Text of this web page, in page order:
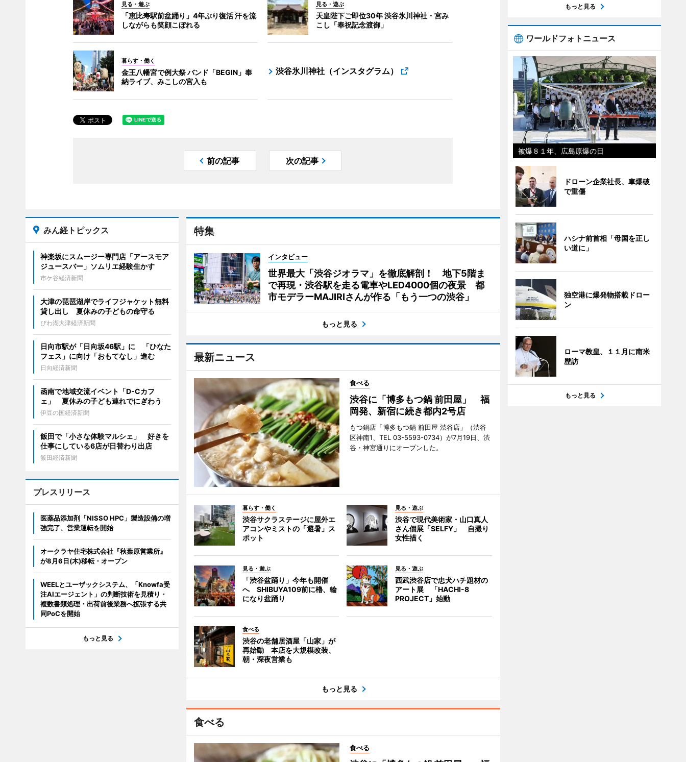
見る・遊ぶ
「恵比寿駅前盆踊り」4年ぶり復活 汗を流
しながらも笑顔こぼれる
見る・遊ぶ
天皇陛下ご即位30年 渋谷氷川神社・宮み
こし「奉祝記念渡御」
暮らす・働く
金王八幡宮で例大祭 バンド「BEGIN」奉
納ライブ、みこしの宮入も
渋谷氷川神社（インスタグラム）
前の記事 次の記事
特集
インタビュー
世界最大「渋谷ジオラマ」を徹底解剖！ 地下5階ま
で再現・渋谷駅を走る電車やLED4000個の夜景 都
市モデラーMAJIRIさんが作る「もう一つの渋谷」
もっと見る
最新ニュース
食べる
渋谷に「博多もつ鍋 前田屋」 福
岡発、新宿に続き都内2号店
もつ鍋店「博多もつ鍋 前田屋 渋谷店」（渋谷
区神南1、TEL 03-5593-0734）が7月19日、渋
谷・神宮通りにオープンした。
暮らす・働く
渋谷サクラステージに屋外エ
アコンやミストの「避暑」ス
ポット
見る・遊ぶ
渋谷で現代美術家・山口真人
さん個展「SELFY」 自撮り
女性描く
見る・遊ぶ
「渋谷盆踊り」今年も開催
へ SHIBUYA109前に櫓、輪
になり盆踊り
見る・遊ぶ
西武渋谷店で忠犬ハチ題材の
アート展 「HACHI-8
PROJECT」始動
食べる
渋谷の老舗居酒屋「山家」が
再始動 本店を大規模改装、
朝・深夜営業も
もっと見る
食べる
食べる
みん経トピックス
神楽坂にスムージー専門店「アースモア
ジュースバー」ソムリエ経験生かす
市ケ谷経済新聞
大津の琵琶湖岸でライフジャケット無料
貸し出し 夏休みの子どもの命守る
びわ湖大津経済新聞
日向市駅が「日向坂46駅」に 「ひなた
フェス」に向け「おもてなし」進む
日向経済新聞
函南で地域交流イベント「D-Cカフ
ェ」 夏休みの子ども連れでにぎわう
伊豆の国経済新聞
飯田で「小さな体験マルシェ」 好きを
仕事にしている6店が日替わり出店
飯田経済新聞
プレスリリース
医薬品添加剤「NISSO HPC」製造設備の増
強完了、営業運転を開始
オークラヤ住宅株式会社『秋葉原営業所』
が8月6日(木)移転・オープン
WEELとユーザックシステム、「Knowfa受
注AIエージェント」の判断技術を見積り・
複数書類処理・出荷前後業務へ拡張する共
同PoCを開始
もっと見る
もっと見る
ワールドフォトニュース
被爆８１年、広島原爆の日
ドローン企業社長、車爆破
で重傷
ハシナ前首相「母国を正し
い道に」
独空港に爆発物搭載ドロー
ン
ローマ教皇、１１月に南米
歴訪
もっと見る